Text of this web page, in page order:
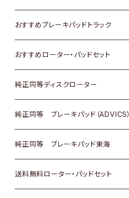
いすゞ
ダイハツ
マツダ
三菱
スバル
日野
日産
いすゞ
ダイハツ
マツダ
三菱
日野
日産
いすゞ
ダイハツ
三菱
日野
三菱ふそう
ホンダ
スズキ
日産
ダイハツ
マツダ
三菱
トヨタ
ホンダ
スズキ
日産
いすゞ
ダイハツ
おすすめブレーキパッドトラック
トヨタ
日産
いすゞ
ダイハツ
マツダ
おすすめローター・パッドセット
トヨタ
ホンダ
スズキ
日産
純正同等ディスクローター
トヨタ
ホンダ
スズキ
純正同等 ブレーキパッド（ADVICS）
トヨタ
ホンダ
純正同等 ブレーキパッド東海
トヨタ
送料無料ローター・パッドセット